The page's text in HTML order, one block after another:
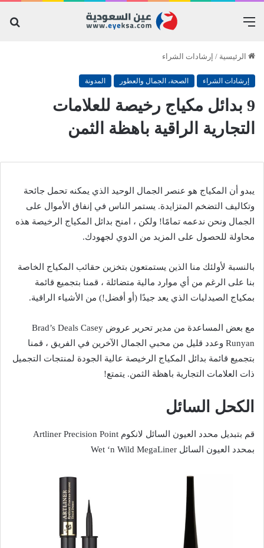
الرئيسية / إرشادات الشراء
إرشادات الشراء الصحة، الجمال والعطور المدونة
9 بدائل مكياج رخيصة للعلامات
التجارية الراقية باهظة الثمن
يبدو أن المكياج هو عنصر الجمال الوحيد الذي يمكنه تحمل جائحة
وتكاليف التضخم المتزايدة. يستمر الناس في إنفاق الأموال على
الجمال ونحن ندعمه تمامًا! ولكن ، امنح بدائل المكياج الرخيصة هذه
محاولة للحصول على المزيد من الدوي لجهودك.
بالنسبة لأولئك منا الذين يستمتعون بتخزين حقائب المكياج الخاصة
بنا على الرغم من أي موارد مالية متضائلة ، قمنا بتجميع قائمة
بمكياج الصيدليات الذي يعد جيدًا (أو أفضل!) من الأشياء الراقية.
مع بعض المساعدة من مدير تحرير عروض Brad’s Deals Casey
Runyan وعدد قليل من محبي الجمال الآخرين في الفريق ، قمنا
بتجميع قائمة بدائل المكياج الرخيصة عالية الجودة لمنتجات التجميل
ذات العلامات التجارية باهظة الثمن. يتمتع!
الكحل السائل
قم بتبديل محدد العيون السائل لانكوم Artliner Precision Point
بمحدد العيون السائل Wet ‘n Wild MegaLiner